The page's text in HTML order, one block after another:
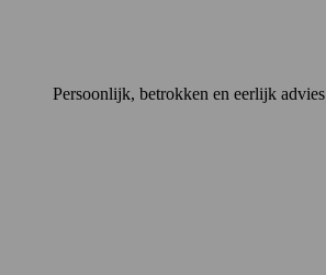
Persoonlijk, betrokken en eerlijk advies